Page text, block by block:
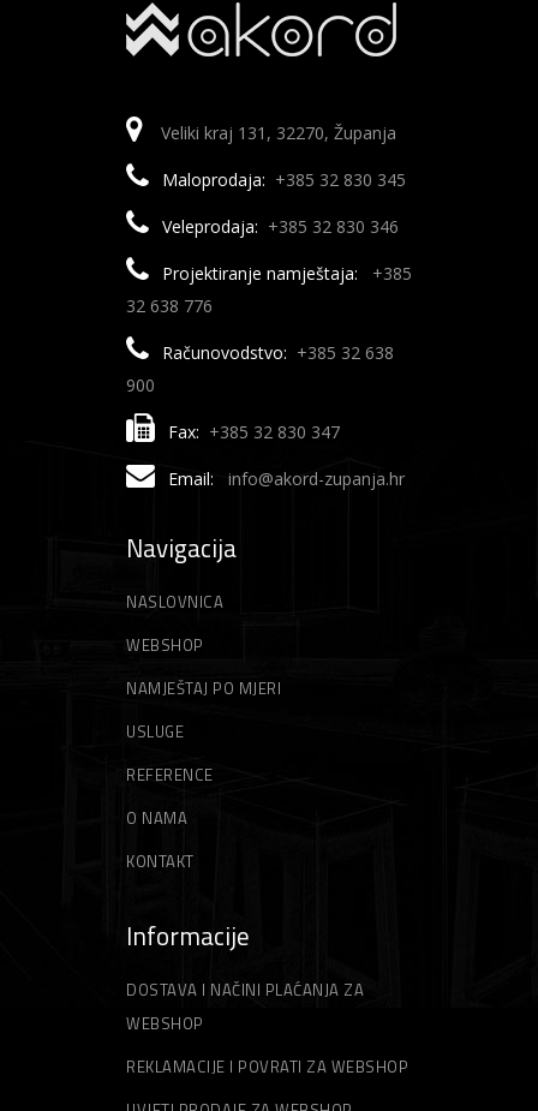
Veliki kraj 131, 32270, Županja
Maloprodaja: +385 32 830 345
Veleprodaja: +385 32 830 346
Projektiranje namještaja:
+385
32 638 776
Računovodstvo: +385 32 638
900
Fax: +385 32 830 347
Email: info@akord-zupanja.hr
Navigacija
NASLOVNICA
WEBSHOP
NAMJEŠTAJ PO MJERI
USLUGE
REFERENCE
O NAMA
KONTAKT
Informacije
DOSTAVA I NAČINI PLAĆANJA ZA
WEBSHOP
REKLAMACIJE I POVRATI ZA WEBSHOP